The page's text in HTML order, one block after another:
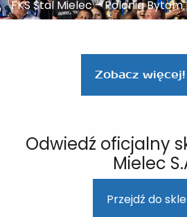
FKS Stal Mielec – Polonia
Zobacz więcej!
Odwiedź oficjalny
Mielec
Przejdź do